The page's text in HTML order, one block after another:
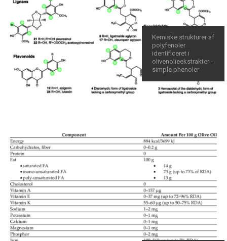
Kemiske strukturer af
polyfenoler
identificeret i
olivenolieekstrakter -
simple phenoler